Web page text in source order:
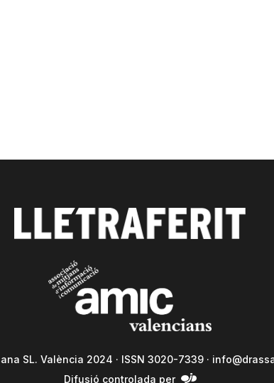
SL. València 2024 · ISSN 3020-7339 ·
Difusió controlada per